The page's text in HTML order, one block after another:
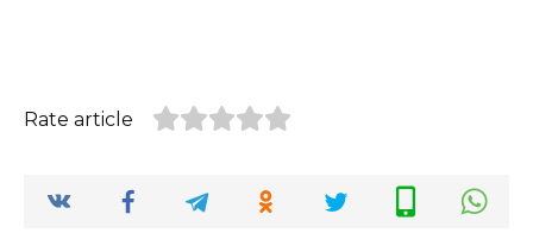
Rate article